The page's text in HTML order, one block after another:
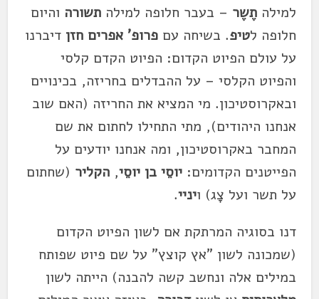
למילהתֶשֶר – בעבר חלופה למילהתשורה והיום
חלופה לטיפ. בשיחה עםפרופ' אפרים חזן דיברנו
על עולם הפיוט הקדום: הפיוט הקדם קלסי
והפיוט הקלסי – על ההבדלים בחריזה, בכינויים
ובאקרוסטיכון. מי המציא את החריזה (האם שוב
אנחנו היהודים), מתי התחילו לחתום את שם
המחבר באקרוסטיכון, ומה אנחנו יודעים על
הפייטנים הקדומים:יוסֵי בן יוסֵי,הקליר (שחתום
על תשר ועל צָג) ויניי.
דנו בסוגיה המרתקת אם לשון הפיוט הקדום
(שמכונה לשון "אץ קוצץ" על שם פיוט שפותח
במילים אלה ונחשב קשה להבנה) הייתה לשון